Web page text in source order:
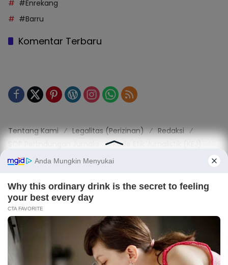
#Enrekang
#Barru
Komentar Terbaru
Tentang Kami Legalitas (Perizinan)
Redaksi
Kode Etik Jurnalistik (KEJ)
Kode Etik Perilaku Perusahaan (KEPP)
Kode Etik Redaksi / Perusahaan PT TOP MEDIA MANDIRI
Disclaimer
Privacy Policy
Copy Right 2025 | PT. TOP MEDIA MANDIRI